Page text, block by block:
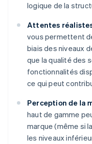
logique de la
Attentes
vous permettent
biais des niveaux
que la qualité des
fonctionnalités
ce qui peut
Perception de la
haut de gamme
marque (même si
les niveaux